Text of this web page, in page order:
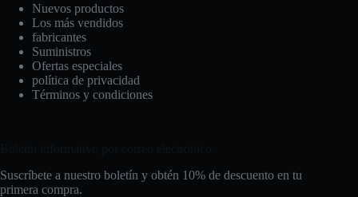
Nuevos productos
Los más vendidos
fabricantes
Suministros
Ofertas especiales
política de privacidad
Términos y condiciones
Suscríbete a nuestro boletín y obtén 10% de descuento en tu
primera compra.